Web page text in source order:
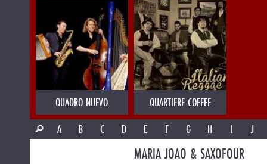
QUADRO NUEVO
QUARTIERE COFFEE
A
B C D E F G H I J
MARIA JOAO & SAXOFOUR